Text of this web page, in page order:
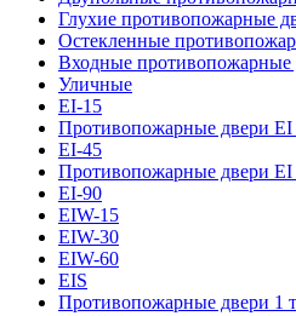
Глухие противопожарные
Остекленные
Входные противопожарные
Уличные
EI-15
Противопожарные двери EI
EI-45
Противопожарные двери EI
EI-90
EIW-15
EIW-30
EIW-60
EIS
Противопожарные двери 1